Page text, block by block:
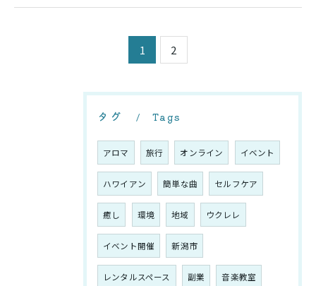
1 2
タグ Tags
アロマ 旅行 オンライン イベント
ハワイアン 簡単な曲 セルフケア
癒し 環境 地域 ウクレレ
イベント開催 新潟市
レンタルスペース 副業 音楽教室
お問い合わせはこちら